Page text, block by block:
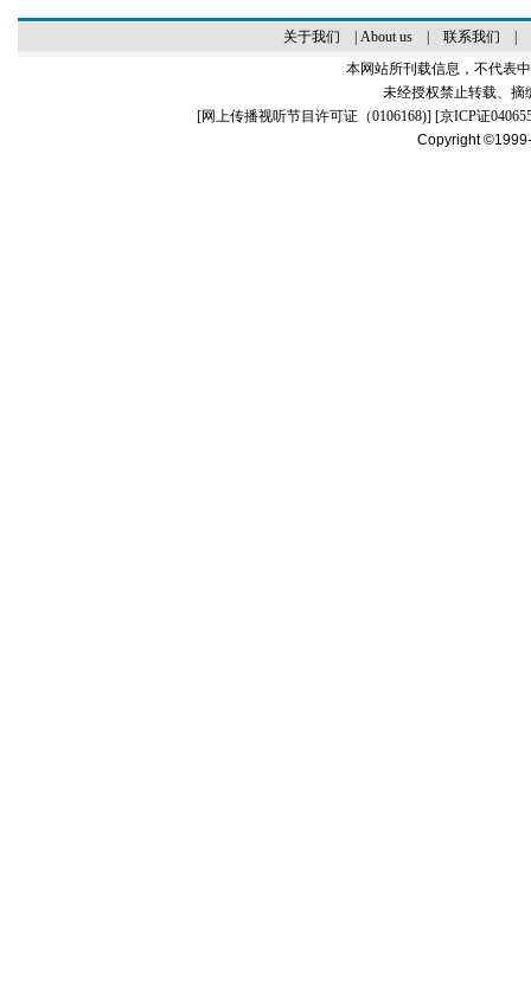
关于我们 About us| 联系我们
本网站所刊载信息，不代表
未经授权禁止转载、摘
[网上传播视听节目许可证（0106168)] [京ICP证
Copyright